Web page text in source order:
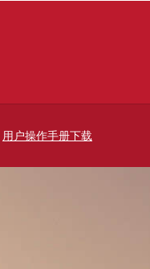
用户操作手册下载